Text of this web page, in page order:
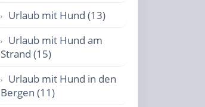
Urlaub mit Hund (13)
Urlaub mit Hund am
Strand (15)
Urlaub mit Hund in den
Bergen (11)